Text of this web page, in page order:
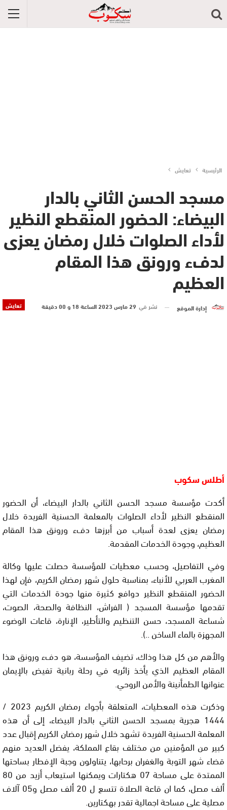
الرئيسية تعايش
مسجد الحسن الثاني بالدار
البيضاء: الحضور المنقطع النظير
لأداء الصلوات خلال رمضان يعزى
لدفء ورونق هذا المقام
العظيم
تعايش إدارة الموقع نشر في 29 مارس 2023 الساعة 18 و 00 دقيقة
أطلس سكوب
أكدت مؤسسة مسجد الحسن الثاني بالدار البيضاء، أن الحضور
المنقطع النظير لأداء الصلوات بالمعلمة الحسنية الفريدة خلال
رمضان يعزى لعدة أسباب من أبرزها دفء ورونق هذا المقام
العظيم، وجودة الخدمات المقدمة.
وفي التفاصيل، وحسب معطيات للمؤسسة حصلت عليها وكالة
المغرب العربي للأنباء، بمناسبة حلول شهر رمضان الكريم، فإن لهذا
الحضور المنقطع النظير دوافع كثيرة منها جودة الخدمات التي
تقدمها مؤسسة المسجد ( الفراش، النظافة والصحة، الصوت،
شساعة المسجد، حسن التنظيم والتأطير، الإنارة، قاعات الوضوء
المجهزة بالماء الساخن ..).
والأهم من كل هذا وذاك، تضيف المؤسسة، هو دفء ورونق هذا
المقام العظيم الذي يأخذ زائريه في رحلة ربانية تفيض بالإيمان
عنوانها الطمأنينة والأمن الروحي.
وذكرت هذه المعطيات، المتعلقة بأجواء رمضان الكريم 2023 /
1444 هجرية بمسجد الحسن الثاني بالدار البيضاء، إلى أن هذه
المعلمة الحسنية الفريدة تشهد خلال شهر رمضان الكريم إقبال عدد
كبير من المؤمنين من مختلف بقاع المملكة، يفضل العديد منهم
قضاء شهر التوبة والغفران برحابها، يتناولون وجبة الإفطار بساحتها
الممتدة على مساحة 07 هكتارات ويمكنها استيعاب أزيد من 80
ألف مصل، كما ان قاعة الصلاة تتسع ل 20 ألف مصل و05 آلاف
مصلية على مساحة اجمالية تقدر بهكتارين.